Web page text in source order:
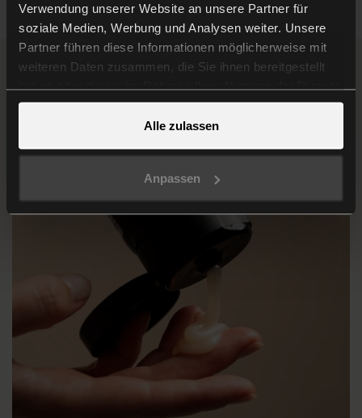
Verwendung unserer Website an unsere Partner für
soziale Medien, Werbung und Analysen weiter. Unsere
Partner führen diese Informationen möglicherweise mit
weiteren Daten zusammen, die Sie ihnen bereitgestellt
haben oder die sie im Rahmen Ihrer Nutzung der Dienste
gesammelt haben.
Alle zulassen
Anpassen
Der Moisturizer ist Teil des
Gesamtpakets
Der Weg zum perfekten Lockenkopf in 4 Schritten